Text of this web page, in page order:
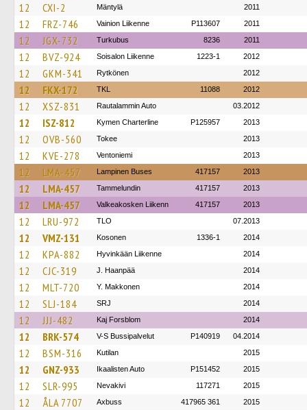
12 CXI-2 Mäntylä 2011
12 FRZ-746 Vainion Liikenne P113607 2011
12 JGX-732 Turkubus 8236 2011
12 BVZ-924 Soisalon Liikenne 1223-1 2012
12 GKM-341 Rytkönen 2012
12 FKX-172 TKL 11088 2012
12 XSZ-831 Rautalammin Auto 03.2012
12 ISZ-812 Kymen Charterline P125957 2013
12 OVB-560 Tokee 2013
12 KVE-278 Ventoniemi 2013
12 LMA-457 Lampinen Buses 417157 2013
12 LMA-457 Tammelundin 417157 2013
12 LMA-457 Valkeakosken Liikenn 417157 2013
12 LRU-972 TLO 07.2013
12 VMZ-131 Kosonen 1336-1 2014
12 KPA-882 Hyvinkään Liikenne 2014
12 CJC-319 J. Haanpää 2014
12 MLT-720 Y. Makkonen 2014
12 SLJ-184 SRJ 2014
12 JJJ-482 Kaj Forsblom 2014
12 BRK-574 V-S Bussipalvelut P140919 04.2014
12 BSM-316 Kutilan 2015
12 GNZ-933 Ikaalisten Auto P151452 2015
12 SLR-995 Nevakivi 117271 2015
12 ÅLA 7707 Axbuss 417965 361 2015